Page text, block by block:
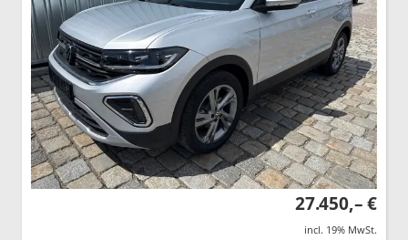
27.450,– €
incl. 19% MwSt.